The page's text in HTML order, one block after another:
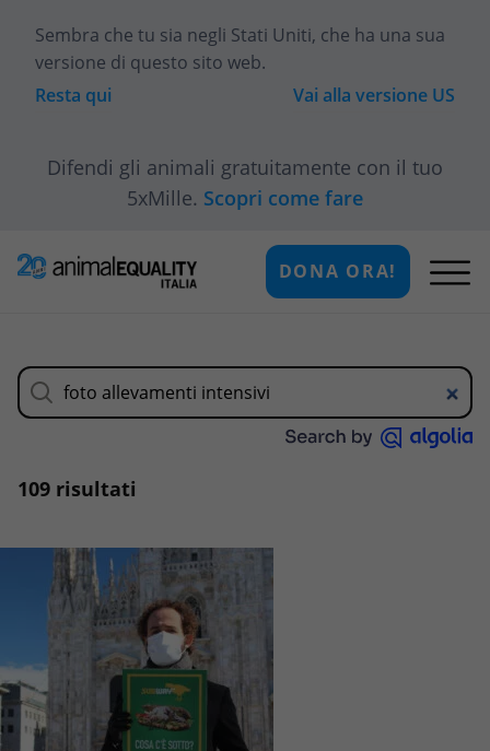
Sembra che tu sia negli Stati Uniti, che ha una sua
versione di questo sito web.
Resta qui
Vai alla versione US
Difendi gli animali gratuitamente con il tuo
5xMille. Scopri come fare
DONA ORA!
109 risultati